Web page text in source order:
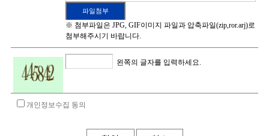
※ 첨부파일은 JPG, GIF이미지 파일과 압축파일(zip,ror.arj)로
첨부해주시기 바랍니다.
왼쪽의 글자를 입력하세요.
개인정보수집 동의